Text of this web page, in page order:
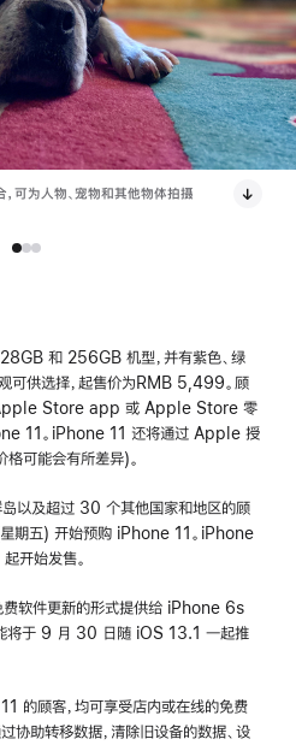
可为人物、宠物和其他物体拍摄
和 256GB 机型，并有紫色、绿
观可供选择，起售价为RMB 5,499。顾
Apple Store app 或 Apple Store 零
11。iPhone 11 还将通过 Apple 授
可能会有所差异)。
岛以及超过 30 个其他国家和地区的顾
期五) 开始预购 iPhone 11。iPhone
开始发售。
软件更新的形式提供给 iPhone 6s
将于 9 月 30 日随 iOS 13.1 一起推
的顾客，均可享受店内或在线的免费
协助转移数据，清除旧设备的数据、设